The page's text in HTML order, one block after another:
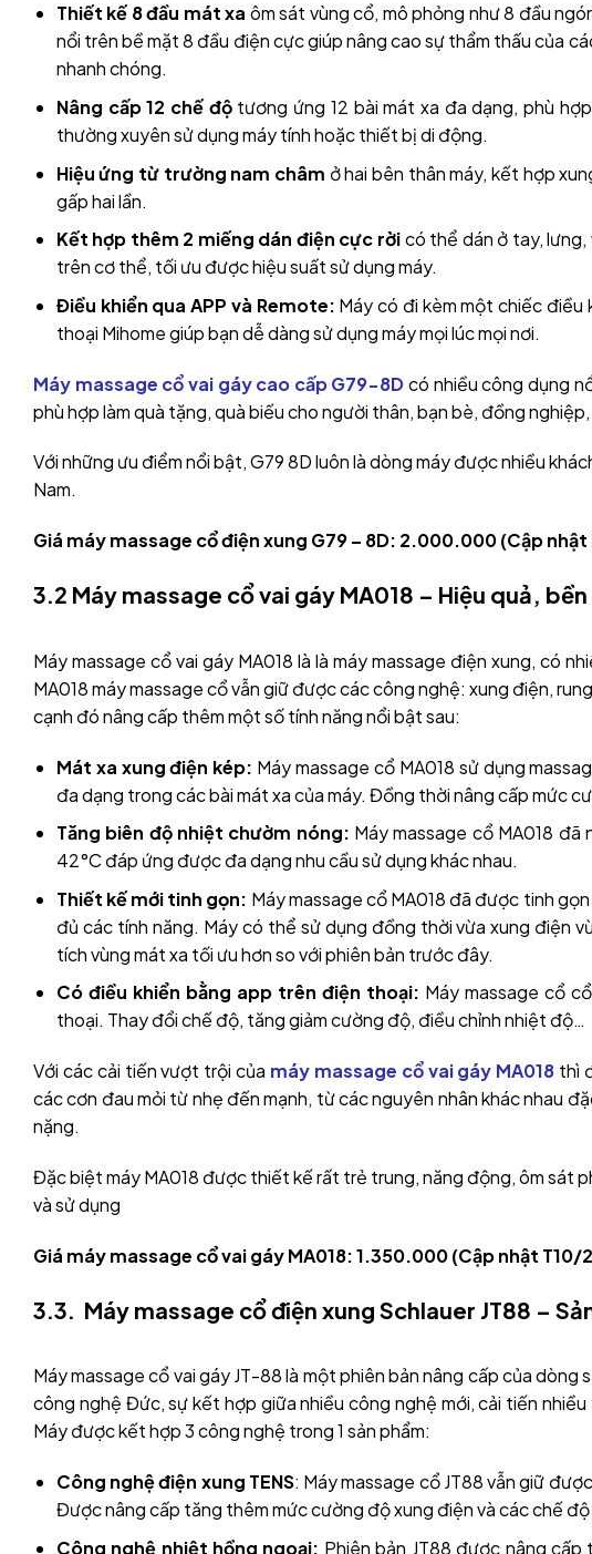
Thiết kế 8 đầu mát xa ôm sát vùng cổ, mô phỏng như 8 đầu
nổi trên bề mặt 8 đầu điện cực giúp nâng cao sự thẩm thấu của
nhanh chóng.
Nâng cấp 12 chế độtương ứng 12 bài mát xa đa dạng, phù
thường xuyên sử dụng máy tính hoặc thiết bị di động.
Hiệu ứng từ trường nam châm ở hai bên thân máy, kết hợp
gấp hai lần.
Kết hợp thêm 2 miếng dán điện cực rờicó thể dán ở tay, lưng,
trên cơ thể, tối ưu được hiệu suất sử dụng máy.
Điều khiển qua APP và Remote: Máy có đi kèm một chiếc
thoại Mihome giúp bạn dễ dàng sử dụng máy mọi lúc mọi nơi.
Máy massage cổ vai gáy cao cấp G79-8Dcó nhiều công dụng
phù hợp làm quà tặng, quà biếu cho người thân, bạn bè, đồng
Với những ưu điểm nổi bật, G79 8D luôn là dòng máy được nhiều
Nam.
Giá máy massage cổ điện xung G79 – 8D: 2.000.000 (Cập
3.2 Máy massage cổ vai gáy MA018 – Hiệu quả,
Máy massage cổ vai gáy MA018 là là máy massage điện xung, có
MA018 máy massage cổ vẫn giữ được các công nghệ: xung điện,
cạnh đó nâng cấp thêm một số tính năng nổi bật sau:
Mát xa xung điện kép: Máy massage cổ MA018 sử dụng
đa dạng trong các bài mát xa của máy. Đồng thời nâng cấp mức
Tăng biên độ nhiệt chườm nóng: Máy massage cổ MA018
42°C đáp ứng được đa dạng nhu cầu sử dụng khác nhau.
Thiết kế mới tinh gọn: Máy massage cổ MA018 đã được tinh
đủ các tính năng. Máy có thể sử dụng đồng thời vừa xung điện
tích vùng mát xa tối ưu hơn so với phiên bản trước đây.
Có điều khiển bằng app trên điện thoại: Máy massage cổ
thoại. Thay đổi chế độ, tăng giảm cường độ, điều chỉnh nhiệt
Với các cải tiến vượt trội của máy massage cổ vai gáy MA018 thì
các cơn đau mỏi từ nhẹ đến mạnh, từ các nguyên nhân khác nhau
nặng.
Đặc biệt máy MA018 được thiết kế rất trẻ trung, năng động, ôm sát
và sử dụng
Giá máy massage cổ vai gáy MA018: 1.350.000 (Cập nhật T10/
3.3. Máy massage cổ điện xung Schlauer JT88 –
Máy massage cổ vai gáy JT-88 là một phiên bản nâng cấp của
công nghệ Đức, sự kết hợp giữa nhiều công nghệ mới, cải tiến
Máy được kết hợp 3 công nghệ trong 1 sản phẩm:
Công nghệ điện xung TENS: Máy massage cổ JT88 vẫn giữ
Được nâng cấp tăng thêm mức cường độ xung điện và các chế độ
Công nghệ nhiệt hồng ngoại: Phiên bản JT88 được nâng